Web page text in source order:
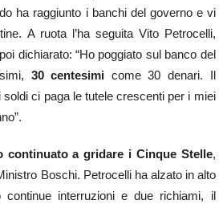
ha raggiunto i banchi del governo e vi
A ruota l’ha seguita Vito Petrocelli,
dichiarato: “Ho poggiato sul banco del
30 centesimi come 30 denari. Il
ci paga le tutele crescenti per i miei
continuato a gridare i Cinque Stelle,
Boschi. Petrocelli ha alzato in alto
interruzioni e due richiami, il